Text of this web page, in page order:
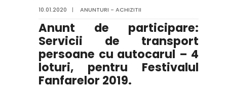
10.01.2020 | ANUNTURI - ACHIZITII
Anunt de participare:
Servicii de transport
persoane cu autocarul – 4
loturi, pentru Festivalul
Fanfarelor 2019.